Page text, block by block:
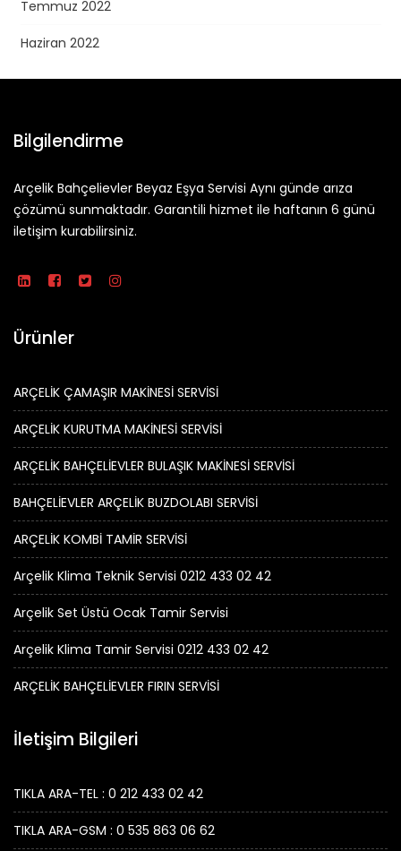
Temmuz 2022
Haziran 2022
Bilgilendirme
Arçelik Bahçelievler Beyaz Eşya Servisi Aynı günde arıza
çözümü sunmaktadır. Garantili hizmet ile haftanın 6 günü
iletişim kurabilirsiniz.
Ürünler
ARÇELİK ÇAMAŞIR MAKİNESİ SERVİSİ
ARÇELİK KURUTMA MAKİNESİ SERVİSİ
ARÇELİK BAHÇELİEVLER BULAŞIK MAKİNESİ SERVİSİ
BAHÇELİEVLER ARÇELİK BUZDOLABI SERVİSİ
ARÇELİK KOMBİ TAMİR SERVİSİ
Arçelik Klima Teknik Servisi 0212 433 02 42
Arçelik Set Üstü Ocak Tamir Servisi
Arçelik Klima Tamir Servisi 0212 433 02 42
ARÇELİK BAHÇELİEVLER FIRIN SERVİSİ
İletişim Bilgileri
TIKLA ARA-TEL : 0 212 433 02 42
TIKLA ARA-GSM : 0 535 863 06 62